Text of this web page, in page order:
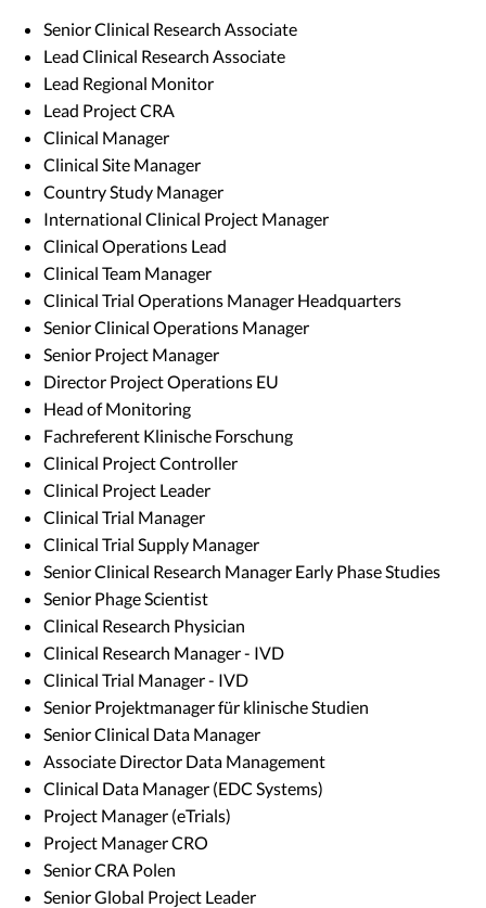
Senior Clinical Research Associate
Lead Clinical Research Associate
Lead Regional Monitor
Lead Project CRA
Clinical Manager
Clinical Site Manager
Country Study Manager
International Clinical Project Manager
Clinical Operations Lead
Clinical Team Manager
Clinical Trial Operations Manager Headquarters
Senior Clinical Operations Manager
Senior Project Manager
Director Project Operations EU
Head of Monitoring
Fachreferent Klinische Forschung
Clinical Project Controller
Clinical Project Leader
Clinical Trial Manager
Clinical Trial Supply Manager
Senior Clinical Research Manager Early Phase Studies
Senior Phage Scientist
Clinical Research Physician
Clinical Research Manager - IVD
Clinical Trial Manager - IVD
Senior Projektmanager für klinische Studien
Senior Clinical Data Manager
Associate Director Data Management
Clinical Data Manager (EDC Systems)
Project Manager (eTrials)
Project Manager CRO
Senior CRA Polen
Senior Global Project Leader